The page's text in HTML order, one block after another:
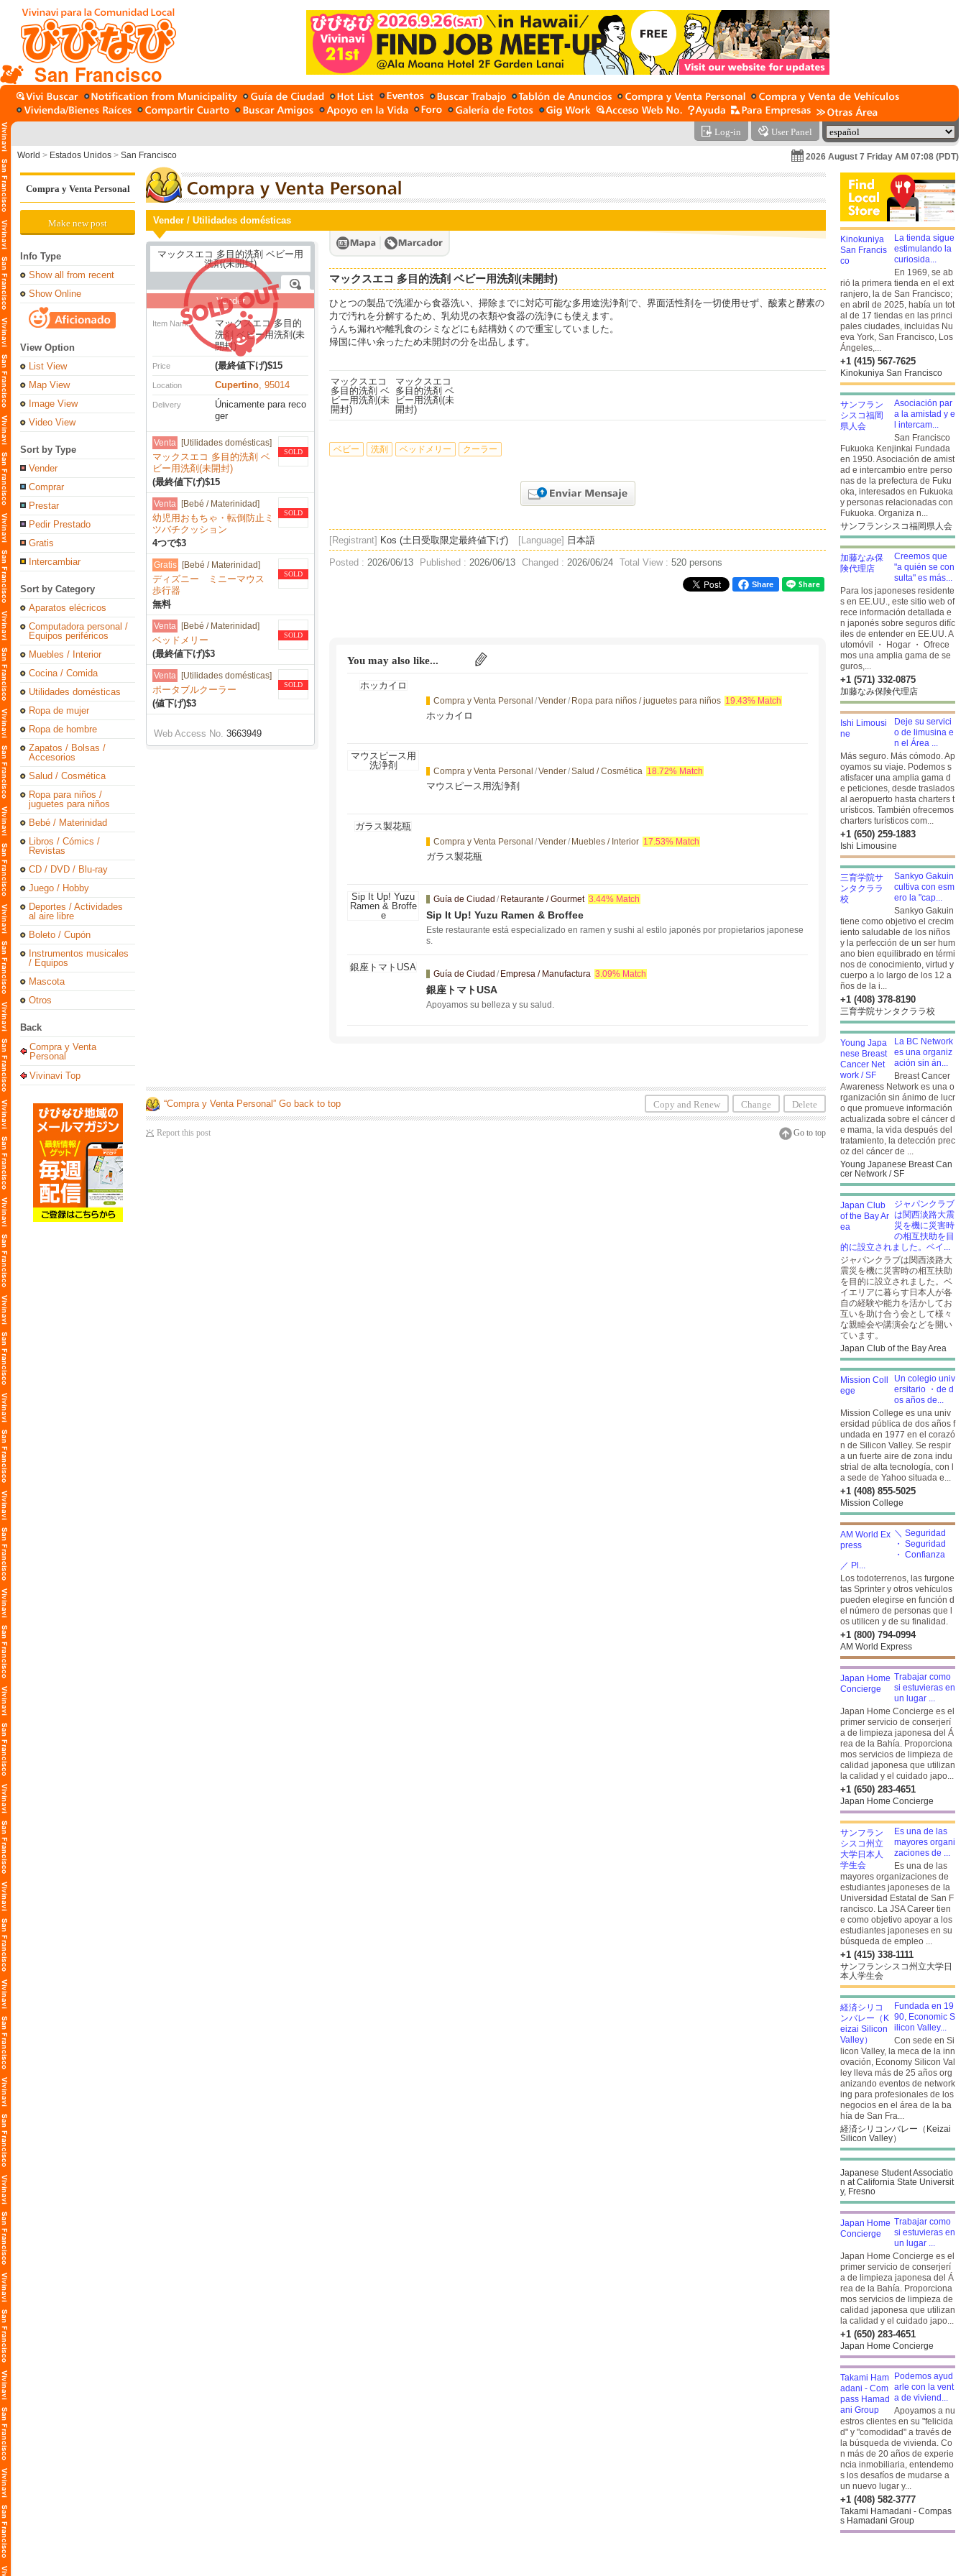
San Francisco
Log-in User Panel
World > Estados Unidos > San Francisco 2026 August 7 Friday AM 07:08 (PDT)
Compra y Venta Personal
Make new post
Info Type
Show all from recent
Show Online
View Option
List View
Map View
Image View
Video View
Sort by Type
Vender
Comprar
Prestar
Pedir Prestado
Gratis
Intercambiar
Sort by Category
Aparatos elécricos
Computadora personal /
Equipos periféricos
Muebles / Interior
Cocina / Comida
Utilidades domésticas
Ropa de mujer
Ropa de hombre
Zapatos / Bolsas /
Accesorios
Salud / Cosmética
Ropa para niños /
juguetes para niños
Bebé / Materinidad
Libros / Cómics /
Revistas
CD / DVD / Blu-ray
Juego / Hobby
Deportes / Actividades
al aire libre
Boleto / Cupón
Instrumentos musicales
/ Equipos
Mascota
Otros
Back
Compra y Venta
Personal
Vivinavi Top
Vender / Utilidades domésticas
Vender
Item Name
マックスエコ 多目的
洗剤 ベビー用洗剤(未
開封)
Price (最終値下げ)$15
Location Cupertino, 95014
Delivery
Únicamente para reco
ger
SOLD
Venta [Utilidades domésticas]
マックスエコ 多目的洗剤 ベ
ビー用洗剤(未開封)
(最終値下げ)$15
SOLD
Venta [Bebé / Materinidad]
幼児用おもちゃ・転倒防止ミ
ツバチクッション
4つで$3
SOLD
Gratis [Bebé / Materinidad]
ディズニー ミニーマウス
歩行器
無料
SOLD
Venta [Bebé / Materinidad]
ベッドメリー
(最終値下げ)$3
SOLD
Venta [Utilidades domésticas]
ポータブルクーラー
(値下げ)$3
Web Access No. 3663949
マックスエコ 多目的洗剤 ベビー用洗剤(未開封)
ひとつの製品で洗濯から食器洗い、掃除までに対応可能な多用途洗浄剤で、界面活性剤を一切使用せず、酸素と酵素の
力で汚れを分解するため、乳幼児の衣類や食器の洗浄にも使えます。
うんち漏れや離乳食のシミなどにも結構効くので重宝していました。
帰国に伴い余ったため未開封の分を出品します。
ベビー 洗剤 ベッドメリー クーラー
[Registrant] Kos (土日受取限定最終値下げ) [Language] 日本語
Posted : 2026/06/13 Published : 2026/06/13 Changed : 2026/06/24 Total View : 520 persons
Share
You may also like...
Compra y Venta Personal /Vender/ Ropa para niños / juguetes para niños 19.43% Match
ホッカイロ
Compra y Venta Personal /Vender/Salud / Cosmética 18.72% Match
マウスピース用洗浄剤
Compra y Venta Personal /Vender/ Muebles / Interior 17.53% Match
ガラス製花瓶
Guía de Ciudad / Retaurante / Gourmet 3.44% Match
Sip It Up! Yuzu Ramen & Broffee
Este restaurante está especializado en ramen y sushi al estilo japonés por propietarios japonese
s.
Guía de Ciudad / Empresa / Manufactura 3.09% Match
銀座トマトUSA
Apoyamos su belleza y su salud.
“Compra y Venta Personal” Go back to top Copy and Renew Change Delete
Report this post Go to top
La tienda sigue
estimulando la
curiosida...
En 1969, se ab
rió la primera tienda en el ext
ranjero, la de San Francisco;
en abril de 2025, había un tot
al de 17 tiendas en las princi
pales ciudades, incluidas Nu
eva York, San Francisco, Los
Ángeles,...
+1 (415) 567-7625
Kinokuniya San Francisco
Asociación par
a la amistad y e
l intercam...
San Francisco
Fukuoka Kenjinkai Fundada
en 1950. Asociación de amist
ad e intercambio entre perso
nas de la prefectura de Fuku
oka, interesados en Fukuoka
y personas relacionadas con
Fukuoka. Organiza n...
サンフランシスコ福岡県人会
Creemos que
"a quién se con
sulta" es más...
Para los japoneses residente
s en EE.UU., este sitio web of
rece información detallada e
n japonés sobre seguros difíc
iles de entender en EE.UU. A
utomóvil ・ Hogar ・ Ofrece
mos una amplia gama de se
guros,...
+1 (571) 332-0875
加藤なみ保険代理店
Deje su servici
o de limusina e
n el Área ...
Más seguro. Más cómodo. Ap
oyamos su viaje. Podemos s
atisfacer una amplia gama d
e peticiones, desde traslados
al aeropuerto hasta charters t
urísticos. También ofrecemos
charters turísticos com...
+1 (650) 259-1883
Ishi Limousine
Sankyo Gakuin
cultiva con esm
ero la "cap...
Sankyo Gakuin
tiene como objetivo el crecim
iento saludable de los niños
y la perfección de un ser hum
ano bien equilibrado en térmi
nos de conocimiento, virtud y
cuerpo a lo largo de los 12 a
ños de la i...
+1 (408) 378-8190
三育学院サンタクララ校
La BC Network
es una organiz
ación sin án...
Breast Cancer
Awareness Network es una o
rganización sin ánimo de lucr
o que promueve información
actualizada sobre el cáncer d
e mama, la vida después del
tratamiento, la detección prec
oz del cáncer de ...
Young Japanese Breast Can
cer Network / SF
ジャパンクラブ
は関西淡路大震
災を機に災害時
の相互扶助を目
的に設立されました。ベイ...
ジャパンクラブは関西淡路大
震災を機に災害時の相互扶助
を目的に設立されました。ベ
イエリアに暮らす日本人が各
自の経験や能力を活かしてお
互いを助け合う会として様々
な親睦会や講演会などを開い
ています。
Japan Club of the Bay Area
Un colegio univ
ersitario ・de d
os años de...
Mission College es una univ
ersidad pública de dos años f
undada en 1977 en el corazó
n de Silicon Valley. Se respir
a un fuerte aire de zona indu
strial de alta tecnología, con l
a sede de Yahoo situada e...
+1 (408) 855-5025
Mission College
＼ Seguridad
・ Seguridad
・ Confianza
／ Pl...
Los todoterrenos, las furgone
tas Sprinter y otros vehículos
pueden elegirse en función d
el número de personas que l
os utilicen y de su finalidad.
+1 (800) 794-0994
AM World Express
Trabajar como
si estuvieras en
un lugar ...
Japan Home Concierge es el
primer servicio de conserjerí
a de limpieza japonesa del Á
rea de la Bahía. Proporciona
mos servicios de limpieza de
calidad japonesa que utilizan
la calidad y el cuidado japo...
+1 (650) 283-4651
Japan Home Concierge
Es una de las
mayores organi
zaciones de ...
Es una de las
mayores organizaciones de
estudiantes japoneses de la
Universidad Estatal de San F
rancisco. La JSA Career tien
e como objetivo apoyar a los
estudiantes japoneses en su
búsqueda de empleo ...
+1 (415) 338-1111
サンフランシスコ州立大学日
本人学生会
Fundada en 19
90, Economic S
ilicon Valley...
Con sede en Si
licon Valley, la meca de la inn
ovación, Economy Silicon Val
ley lleva más de 25 años org
anizando eventos de network
ing para profesionales de los
negocios en el área de la ba
hía de San Fra...
経済シリコンバレー（Keizai
Silicon Valley）
Japanese Student Associatio
n at California State Universit
y, Fresno
Trabajar como
si estuvieras en
un lugar ...
Japan Home Concierge es el
primer servicio de conserjerí
a de limpieza japonesa del Á
rea de la Bahía. Proporciona
mos servicios de limpieza de
calidad japonesa que utilizan
la calidad y el cuidado japo...
+1 (650) 283-4651
Japan Home Concierge
Podemos ayud
arle con la vent
a de viviend...
Apoyamos a nu
estros clientes en su "felicida
d" y "comodidad" a través de
la búsqueda de vivienda. Co
n más de 20 años de experie
ncia inmobiliaria, entendemo
s los desafíos de mudarse a
un nuevo lugar y...
+1 (408) 582-3777
Takami Hamadani - Compas
s Hamadani Group